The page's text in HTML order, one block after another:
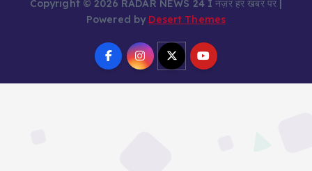
Copyright © 2026 RADAR NEWS 24 I नज़र हर खबर पर |
Powered by